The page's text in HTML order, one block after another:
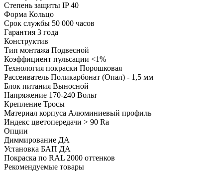
Степень защиты IP 40
Форма Кольцо
Срок службы 50 000 часов
Гарантия 3 года
Конструктив
Тип монтажа Подвесной
Коэффициент пульсации <1%
Технология покраски Порошковая
Рассеиватель Поликарбонат (Опал) - 1,5 мм
Блок питания Выносной
Напряжение 170-240 Вольт
Крепление Тросы
Материал корпуса Алюминиевый профиль
Индекс цветопередачи > 90 Ra
Опции
Диммирование ДА
Установка БАП ДА
Покраска по RAL 2000 оттенков
Рекомендуемые товары